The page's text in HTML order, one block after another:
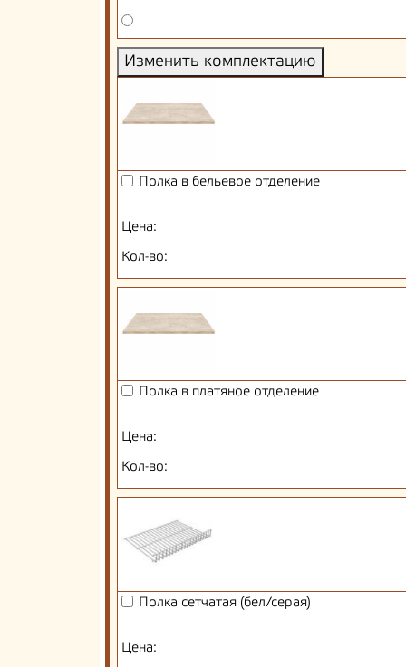
Изменить комплектацию
Полка в бельевое отделение
Цена:
Кол-во:
Полка в платяное отделение
Цена:
Кол-во:
Полка сетчатая (бел/серая)
Цена: